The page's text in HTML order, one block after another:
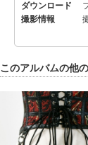
ダウンロード
撮影情報
このアルバムの他